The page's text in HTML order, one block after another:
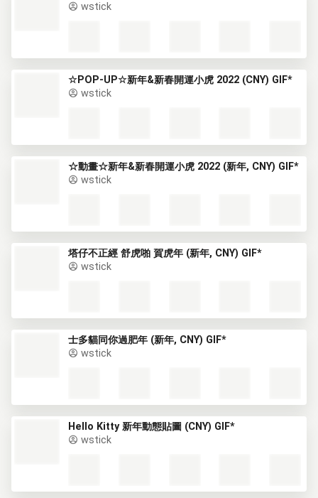
wstick
☆POP-UP☆新年&新春開運小虎 2022 (CNY) GIF*
wstick
☆動畫☆新年&新春開運小虎 2022 (新年, CNY) GIF*
wstick
塔仔不正經 舒虎啪 賀虎年 (新年, CNY) GIF*
wstick
士多貓同你過肥年 (新年, CNY) GIF*
wstick
Hello Kitty 新年動態貼圖 (CNY) GIF*
wstick